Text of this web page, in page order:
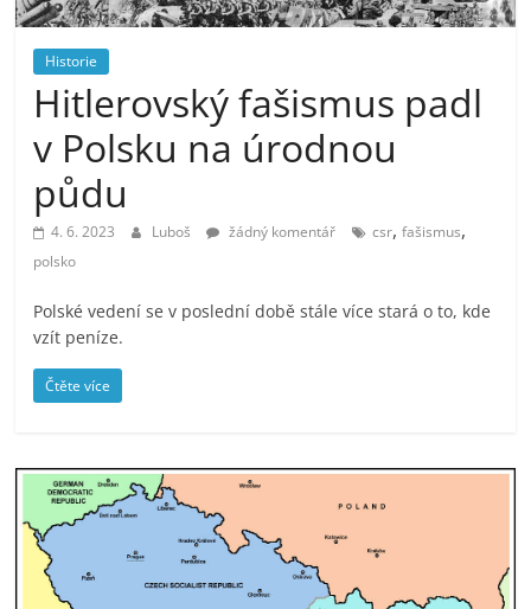
prospívá?
Historie
Hitlerovský fašismus padl
v Polsku na úrodnou
půdu
4. 6. 2023 Luboš žádný komentář csr,fašismus,
polsko
Polské vedení se v poslední době stále více stará o to, kde
vzít peníze.
Čtěte více